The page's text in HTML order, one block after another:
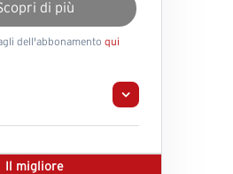
di più
dell'abbonamento qui
Il migliore